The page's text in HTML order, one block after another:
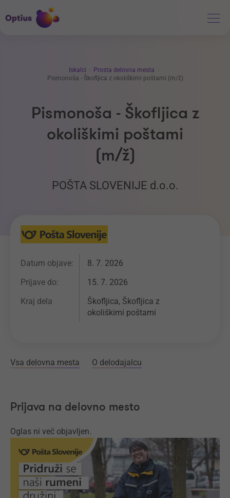
Iskalci
Prosta delovna mesta
Pismonoša - Škofljica z okoliškimi poštami (m/ž)
Pismonoša - Škofljica z
okoliškimi poštami
(m/ž)
POŠTA SLOVENIJE d.o.o.
Datum objave:
8. 7. 2026
Prijave do:
15. 7. 2026
Kraj dela
Škofljica, Škofljica z
okoliškimi poštami
Vsa delovna mesta O delodajalcu
Prijava na delovno mesto
Oglas ni več objavljen.